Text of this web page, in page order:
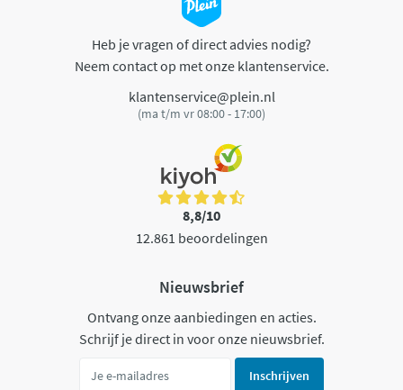
Heb je vragen of direct advies nodig?
Neem contact op met onze klantenservice.
klantenservice@plein.nl
(ma t/m vr 08:00 - 17:00)
8,8/10
12.861 beoordelingen
Nieuwsbrief
Ontvang onze aanbiedingen en acties.
Schrijf je direct in voor onze nieuwsbrief.
Inschrijven